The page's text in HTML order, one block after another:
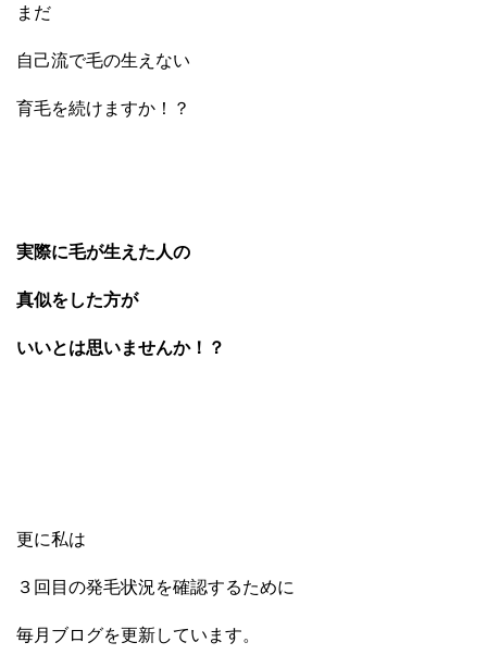
まだ
自己流で毛の生えない
育毛を続けますか！？
実際に毛が生えた人の
真似をした方が
いいとは思いませんか！？
更に私は
３回目の発毛状況を確認するために
毎月ブログを更新しています。